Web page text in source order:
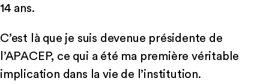
14 ans.
C’est là que je suis devenue présidente de
l’APACEP, ce qui a été ma première véritable
implication dans la vie de l’institution.